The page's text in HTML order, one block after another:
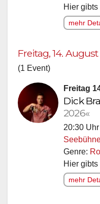
Hier gibts
mehr
Freitag, 14.
(1 Event)
Freitag
Dick
2026«
20:30 Uhr
Genre:
Hier gibts
mehr